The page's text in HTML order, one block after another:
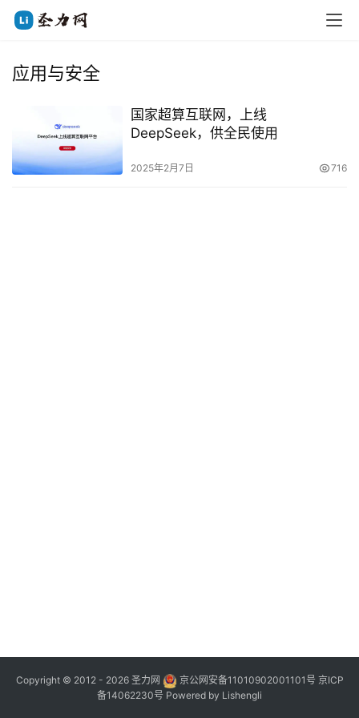
应用与安全
国家超算互联网，上线
DeepSeek，供全民使用
2025年2月7日 716
Copyright © 2012 - 2026 圣力网 京公网安备11010902001101号 京ICP
备14062230号 Powered by Lishengli